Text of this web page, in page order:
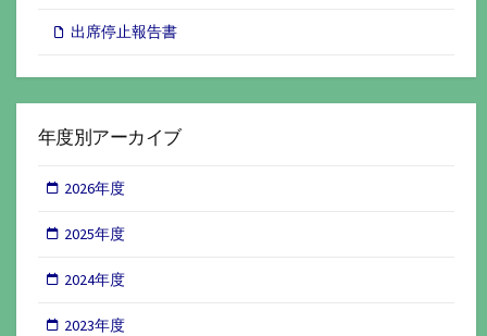
出席停止報告書
年度別アーカイブ
2026年度
2025年度
2024年度
2023年度